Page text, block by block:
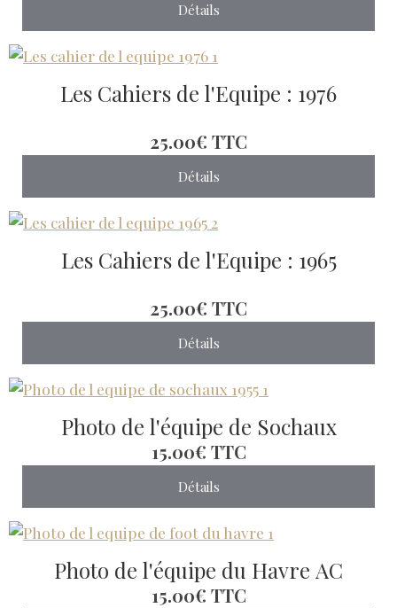
Détails
Les Cahiers de l'Equipe : 1976
25.00€ TTC
Détails
Les Cahiers de l'Equipe : 1965
25.00€ TTC
Détails
Photo de l'équipe de Sochaux
15.00€ TTC
Détails
Photo de l'équipe du Havre AC
15.00€ TTC